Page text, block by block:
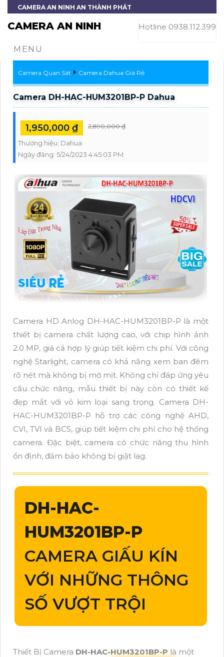
CAMERA AN NINH AN THÀNH PHÁT
CAMERA AN NINH Hotline 0938.112.399
MENU
Camera Quan Sát Camera Dahua Giá Rẻ
Camera DH-HAC-HUM3201BP-P Dahua
1,950,000 ₫ 2,890,000 ₫
Thương hiệu: Dahua
Ngày đăng: 5/24/2023 4:45:03 PM
Camera HD Anlog DH-HAC-HUM3201BP-P là một
thiết bị camera chất lượng cao, với chip hình ảnh
2.0 MP, giá cả hợp lý giúp tiết kiệm chi phí. Với công
nghệ Starlight, camera có khả năng xem ban đêm
rõ nét mà không bị mờ mịt. Không chỉ đáp ứng yêu
cầu chức năng, mẫu thiết bị này còn có thiết kế
đẹp mắt với vỏ kim loại sang trọng. Camera DH-
HAC-HUM3201BP-P hỗ trợ các công nghệ AHD,
CVI, TVI và BCS, giúp tiết kiệm chi phí cho hệ thống
camera. Đặc biệt, camera có chức năng thu hình
ổn định, đảm bảo không bị giật lag.
DH-HAC-
HUM3201BP-P
CAMERA GIẤU KÍN
VỚI NHỮNG THÔNG
SỐ VƯỢT TRỘI
Thiết Bị Camera DH-HAC-HUM3201BP-P là một